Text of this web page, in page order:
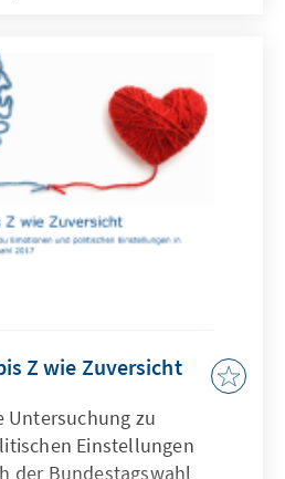
ist die EU hierfür
Papier
Kontext, stellt die
EU dar und entwickelt
Z wie Zuversicht
Untersuchung zu
Einstellungen
der Bundestagswahl